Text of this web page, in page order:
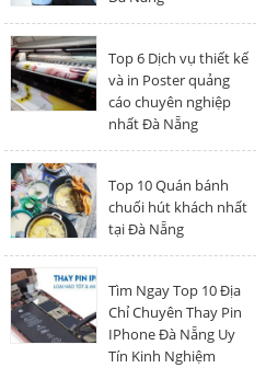
Top 6 Dịch vụ thiết kế
và in Poster quảng
cáo chuyên nghiệp
nhất Đà Nẵng
Top 10 Quán bánh
chuối hút khách nhất
tại Đà Nẵng
Tìm Ngay Top 10 Địa
Chỉ Chuyên Thay Pin
IPhone Đà Nẵng Uy
Tín Kinh Nghiệm